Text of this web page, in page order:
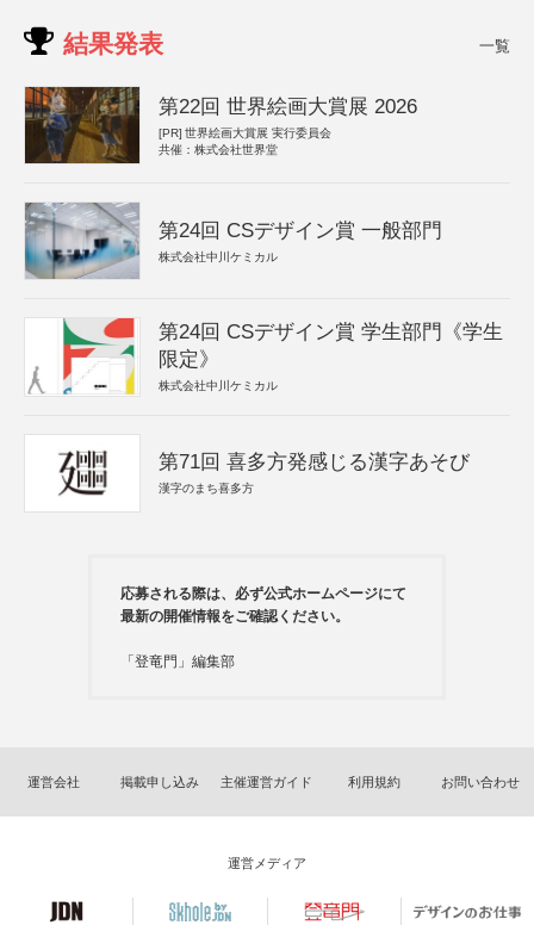
結果発表 一覧
第22回 世界絵画大賞展 2026
[PR] 世界絵画大賞展 実行委員会
共催：株式会社世界堂
第24回 CSデザイン賞 一般部門
株式会社中川ケミカル
第24回 CSデザイン賞 学生部門《学生
限定》
株式会社中川ケミカル
第71回 喜多方発感じる漢字あそび
漢字のまち喜多方
応募される際は、必ず公式ホームページにて
最新の開催情報をご確認ください。
「登竜門」編集部
運営会社 掲載申し込み 主催運営ガイド 利用規約 お問い合わせ
運営メディア